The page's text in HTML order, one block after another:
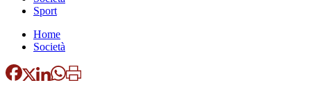
Sport
Home
Società